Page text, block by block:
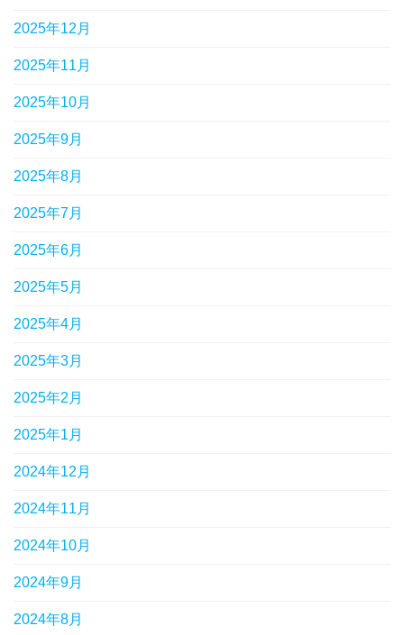
2025年12月
2025年11月
2025年10月
2025年9月
2025年8月
2025年7月
2025年6月
2025年5月
2025年4月
2025年3月
2025年2月
2025年1月
2024年12月
2024年11月
2024年10月
2024年9月
2024年8月